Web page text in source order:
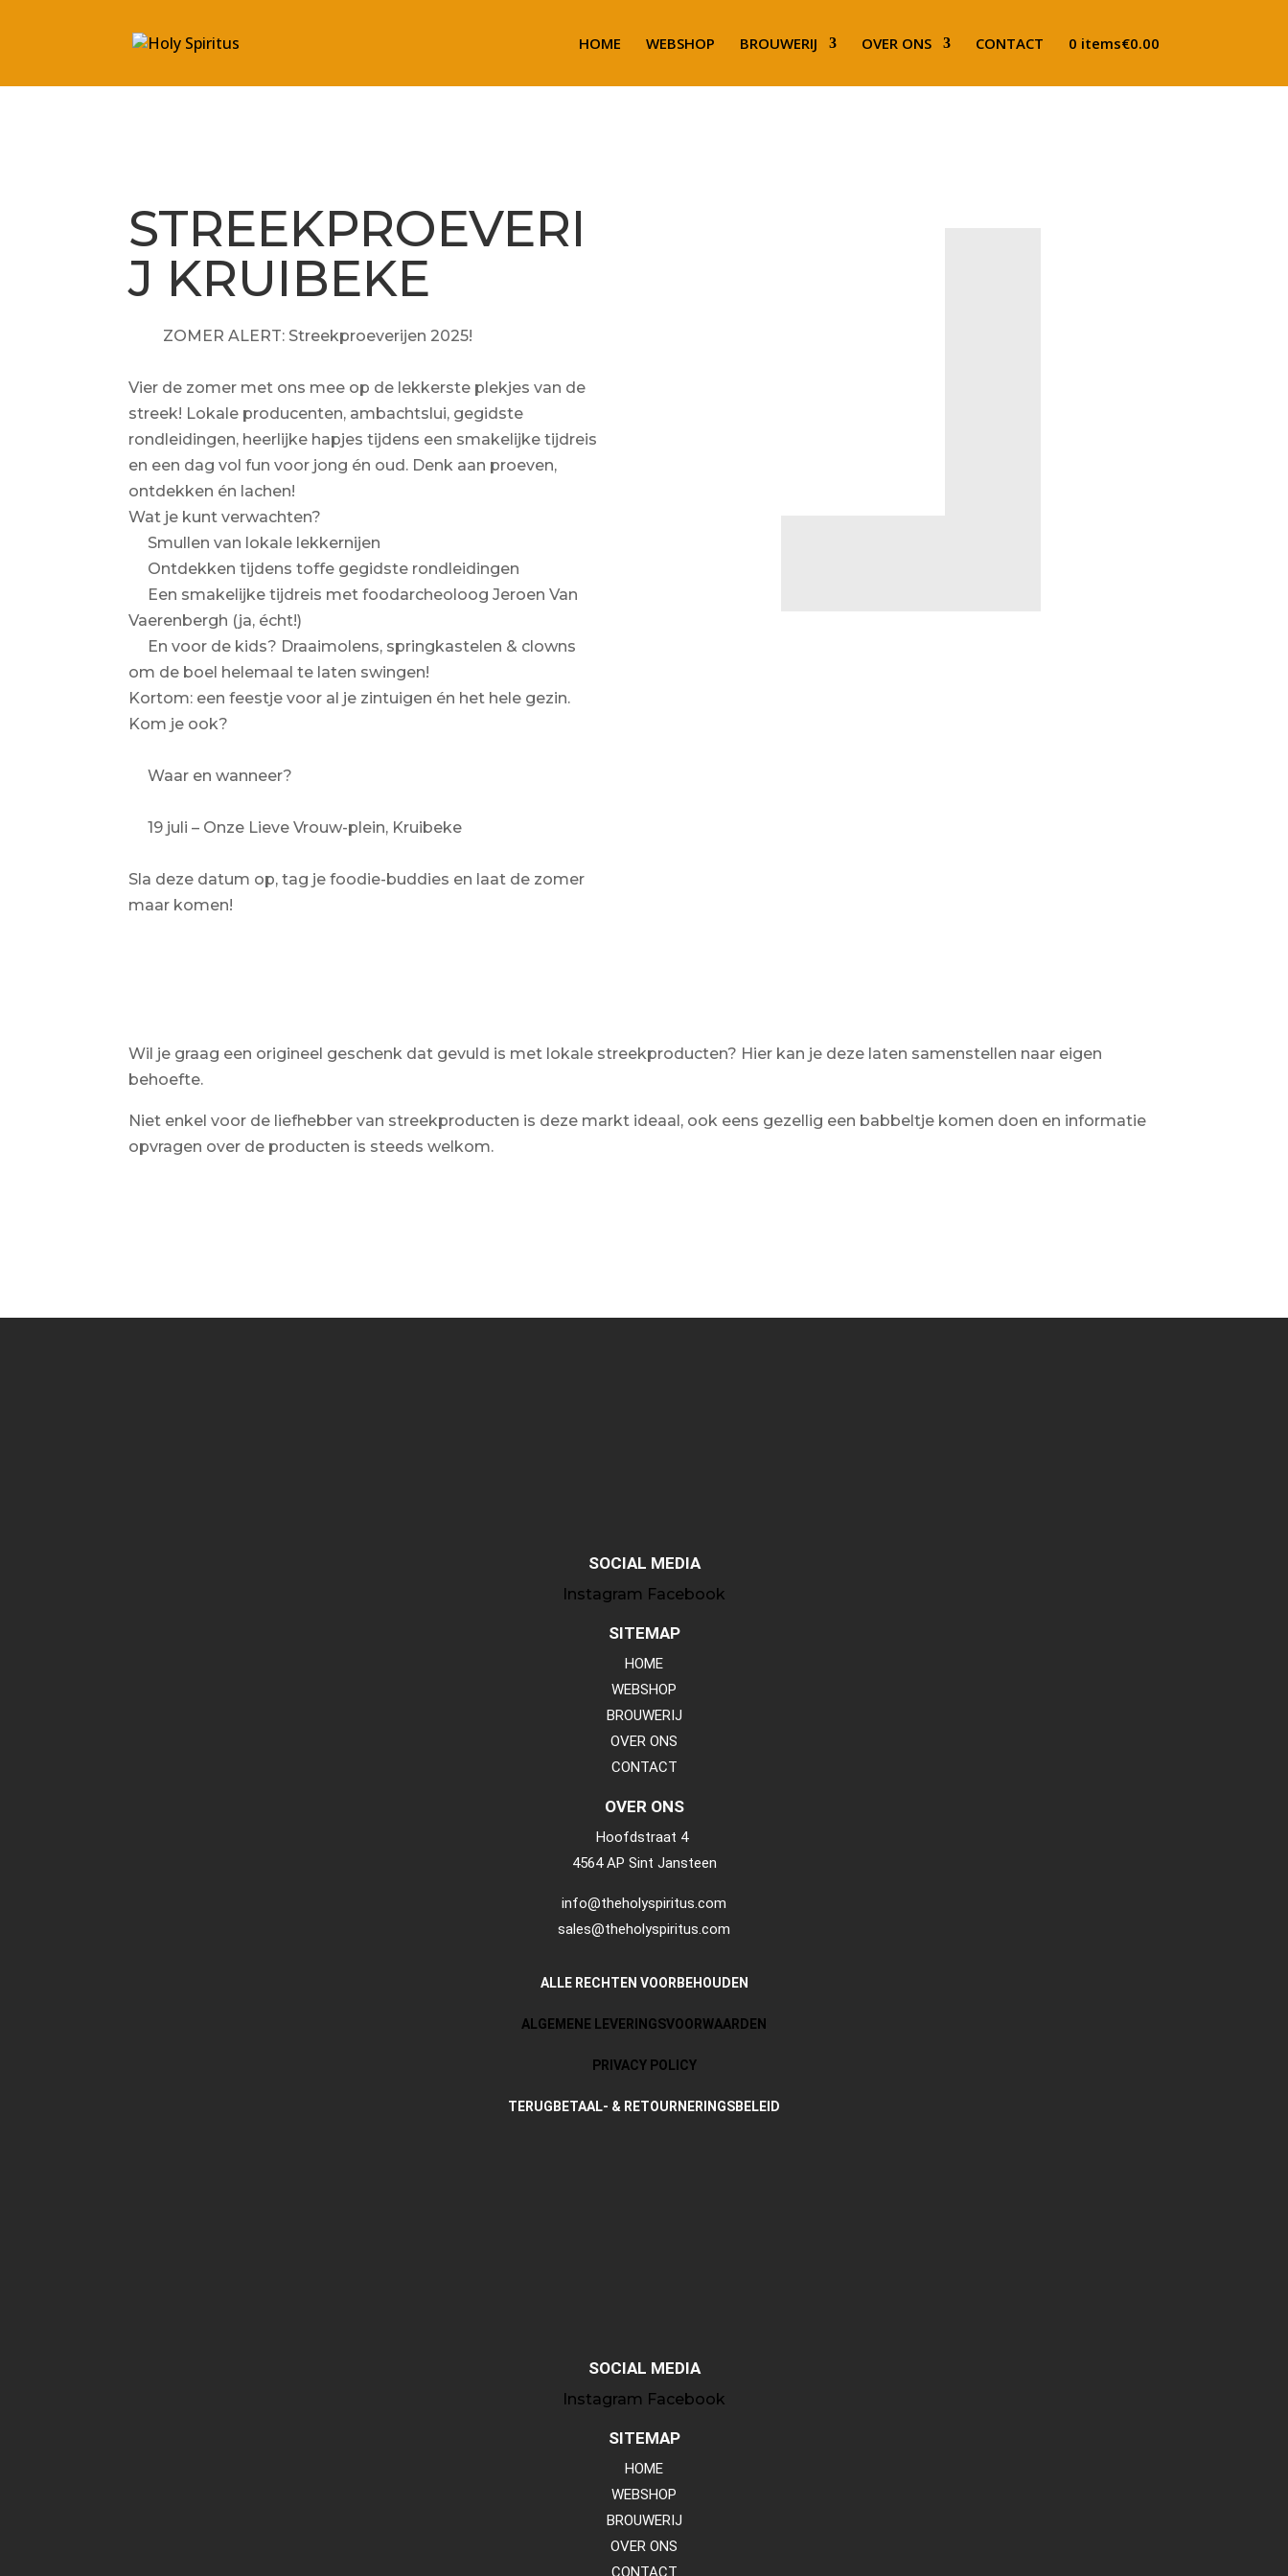
HOME WEBSHOP BROUWERIJ OVER ONS CONTACT 0 items€0.00
STREEKPROEVERI
J KRUIBEKE
ZOMER ALERT: Streekproeverijen 2025!
Vier de zomer met ons mee op de lekkerste plekjes van de
streek! Lokale producenten, ambachtslui, gegidste
rondleidingen, heerlijke hapjes tijdens een smakelijke tijdreis
en een dag vol fun voor jong én oud. Denk aan proeven,
ontdekken én lachen!
Wat je kunt verwachten?
Smullen van lokale lekkernijen
Ontdekken tijdens toffe gegidste rondleidingen
Een smakelijke tijdreis met foodarcheoloog Jeroen Van
Vaerenbergh (ja, écht!)
En voor de kids? Draaimolens, springkastelen & clowns
om de boel helemaal te laten swingen!
Kortom: een feestje voor al je zintuigen én het hele gezin.
Kom je ook?
Waar en wanneer?
19 juli – Onze Lieve Vrouw-plein, Kruibeke
Sla deze datum op, tag je foodie-buddies en laat de zomer
maar komen!
Wil je graag een origineel geschenk dat gevuld is met lokale streekproducten? Hier kan je deze laten samenstellen naar eigen
behoefte.
Niet enkel voor de liefhebber van streekproducten is deze markt ideaal, ook eens gezellig een babbeltje komen doen en informatie
opvragen over de producten is steeds welkom.
SOCIAL MEDIA
Instagram Facebook
SITEMAP
HOME
WEBSHOP
BROUWERIJ
OVER ONS
CONTACT
OVER ONS
Hoofdstraat 4
4564 AP Sint Jansteen
info@theholyspiritus.com
sales@theholyspiritus.com
ALLE RECHTEN VOORBEHOUDEN
ALGEMENE LEVERINGSVOORWAARDEN
PRIVACY POLICY
TERUGBETAAL- & RETOURNERINGSBELEID
SOCIAL MEDIA
Instagram Facebook
SITEMAP
HOME
WEBSHOP
BROUWERIJ
OVER ONS
CONTACT